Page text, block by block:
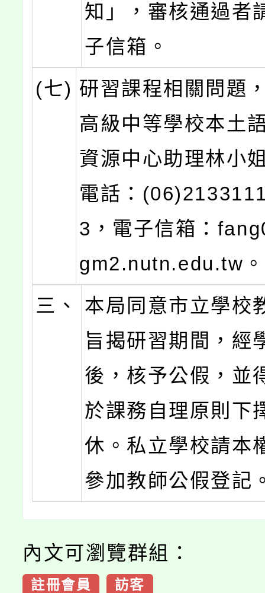
知」，審核通過者
子信箱。
(七) 研習課程相關問題
高級中等學校本土
資源中心助理林小
電話：
3，電子信箱：
gm2.nutn.edu.tw。
三、
本局同意市立學校
旨揭研習期間，經
後，核予公假，並
於課務自理原則下
休。私立學校請本
參加教師公假登記
內文可瀏覽群組：
註冊會員 訪客